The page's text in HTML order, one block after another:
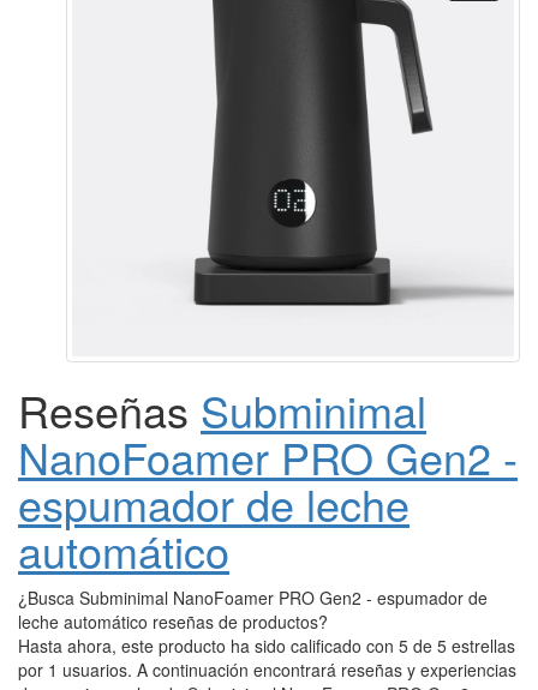
Reseñas Subminimal
NanoFoamer PRO Gen2 -
espumador de leche
automático
¿Busca Subminimal NanoFoamer PRO Gen2 - espumador de
leche automático reseñas de productos?
Hasta ahora, este producto ha sido calificado con 5 de 5 estrellas
por 1 usuarios. A continuación encontrará reseñas y experiencias